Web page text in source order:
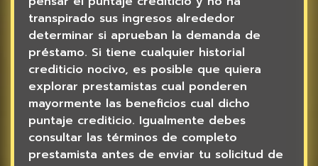
transpirado sus ingresos alrededor
determinar si aprueban la demanda de
préstamo. Si tiene cualquier historial
crediticio nocivo, es posible que quiera
explorar prestamistas cual ponderen
mayormente las beneficios cual dicho
puntaje crediticio. Igualmente debes
consultar las términos de completo
prestamista antes de enviar tu solicitud de